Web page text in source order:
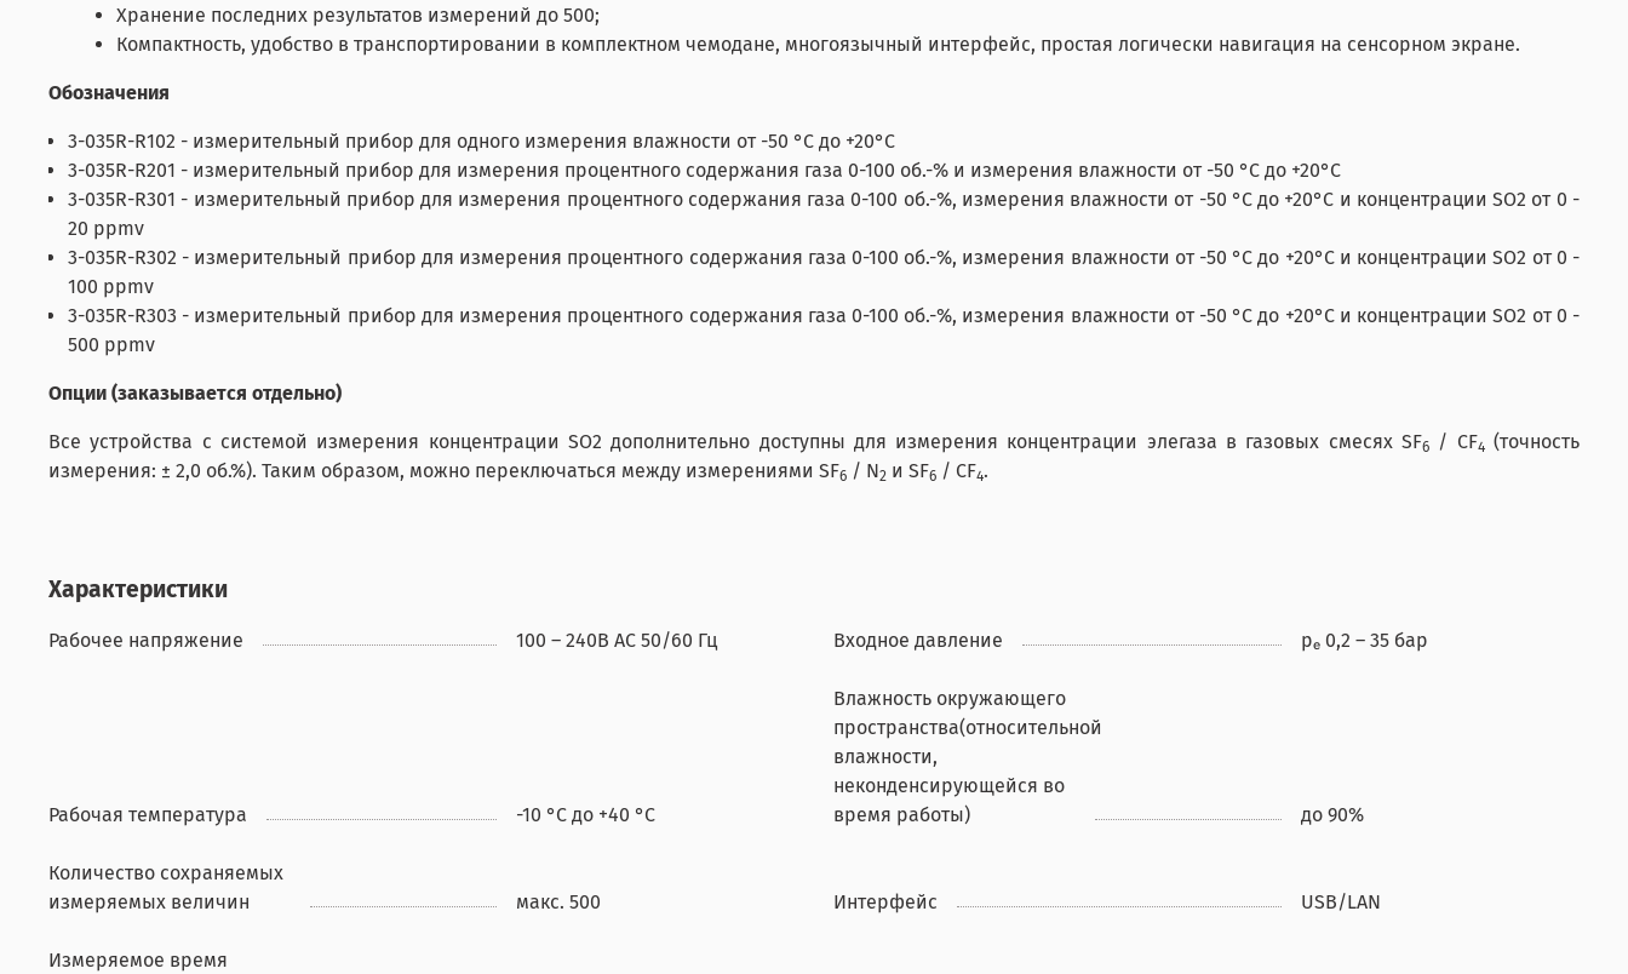
Хранение последних результатов измерений до 500;
Компактность, удобство в транспортировании в комплектном чемодане, многоязычный интерфейс, простая логически навигация на сенсорном экране.
Обозначения
3-035R-R102 - измерительный прибор для одного измерения влажности от -50 °C до +20°C
3-035R-R201 - измерительный прибор для измерения процентного содержания газа 0-100 об.-% и измерения влажности от -50 °C до +20°C
3-035R-R301 - измерительный прибор для измерения процентного содержания газа 0-100 об.-%, измерения влажности от -50 °C до +20°C и концентрации SO2 от 0 -
20 ppmv
3-035R-R302 - измерительный прибор для измерения процентного содержания газа 0-100 об.-%, измерения влажности от -50 °C до +20°C и концентрации SO2 от 0 -
100 ppmv
3-035R-R303 - измерительный прибор для измерения процентного содержания газа 0-100 об.-%, измерения влажности от -50 °C до +20°C и концентрации SO2 от 0 -
500 ppmv
Опции (заказывается отдельно)
Все устройства с системой измерения концентрации SO2 дополнительно доступны для измерения концентрации элегаза в газовых смесях SF6 / CF4 (точность
измерения: ± 2,0 об.%). Таким образом, можно переключаться между измерениями SF6 / N2 и SF6 / CF4.
Характеристики
Рабочее напряжение 100 – 240В AC 50/60 Гц Входное давление pₑ 0,2 – 35 бар
Рабочая температура -10 °C до +40 °C
Влажность окружающего
пространства(относительной
влажности,
неконденсирующейся во
время работы)
до 90%
Количество сохраняемых
измеряемых величин
макс. 500 Интерфейс USB/LAN
Измеряемое время